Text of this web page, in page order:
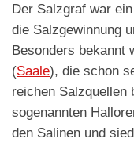
Der Salzgraf war
die Salzgewinnung
Besonders bekannt
(Saale), die schon
reichen Salzquellen
sogenannten
den Salinen und